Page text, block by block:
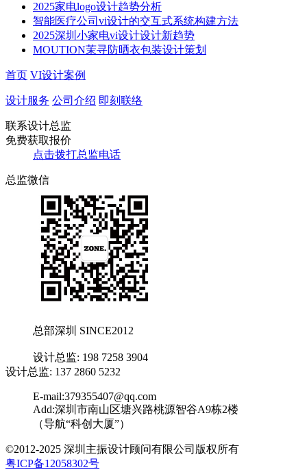
2025家电logo设计趋势分析
智能医疗公司vi设计的交互式系统构建方法
2025深圳小家电vi设计设计新趋势
MOUTION茉寻防晒衣包装设计策划
首页 VI设计案例
设计服务 公司介绍 即刻联络
联系设计总监
免费获取报价
点击拨打总监电话
总监微信
总部深圳 SINCE2012
设计总监: 198 7258 3904
设计总监: 137 2860 5232
E-mail:379355407@qq.com
Add:深圳市南山区塘兴路桃源智谷A9栋2楼
（导航“科创大厦”）
©2012-2025 深圳主振设计顾问有限公司版权所有
粤ICP备12058302号